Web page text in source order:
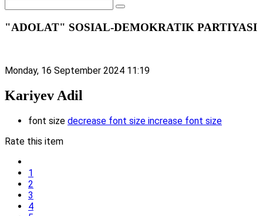
"ADOLAT" SOSIAL-DEMOKRATIK PARTIYASI
Monday, 16 September 2024 11:19
Kariyev Adil
font size decrease font size increase font size
Rate this item
1
2
3
4